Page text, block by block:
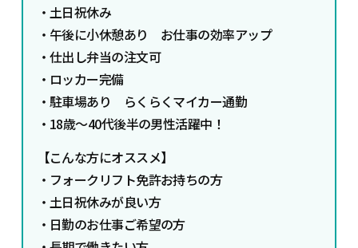
・土日祝休み
・午後に小休憩あり お仕事の効率アップ
・仕出し弁当の注文可
・ロッカー完備
・駐車場あり らくらくマイカー通勤
・18歳～40代後半の男性活躍中！
【こんな方にオススメ】
・フォークリフト免許お持ちの方
・土日祝休みが良い方
・日勤のお仕事ご希望の方